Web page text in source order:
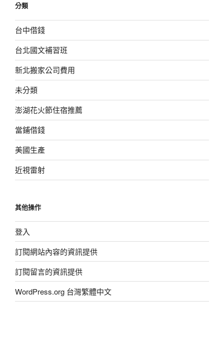
分類
台中借錢
台北國文補習班
新北搬家公司費用
未分類
澎湖花火節住宿推薦
當鋪借錢
美國生產
近視雷射
其他操作
登入
訂閱網站內容的資訊提供
訂閱留言的資訊提供
WordPress.org 台灣繁體中文